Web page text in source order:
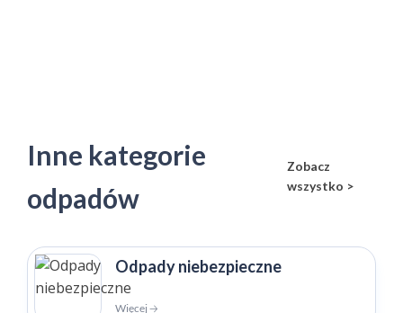
Inne kategorie
odpadów
Zobacz
wszystko >
Odpady niebezpieczne
Więcej 🡢